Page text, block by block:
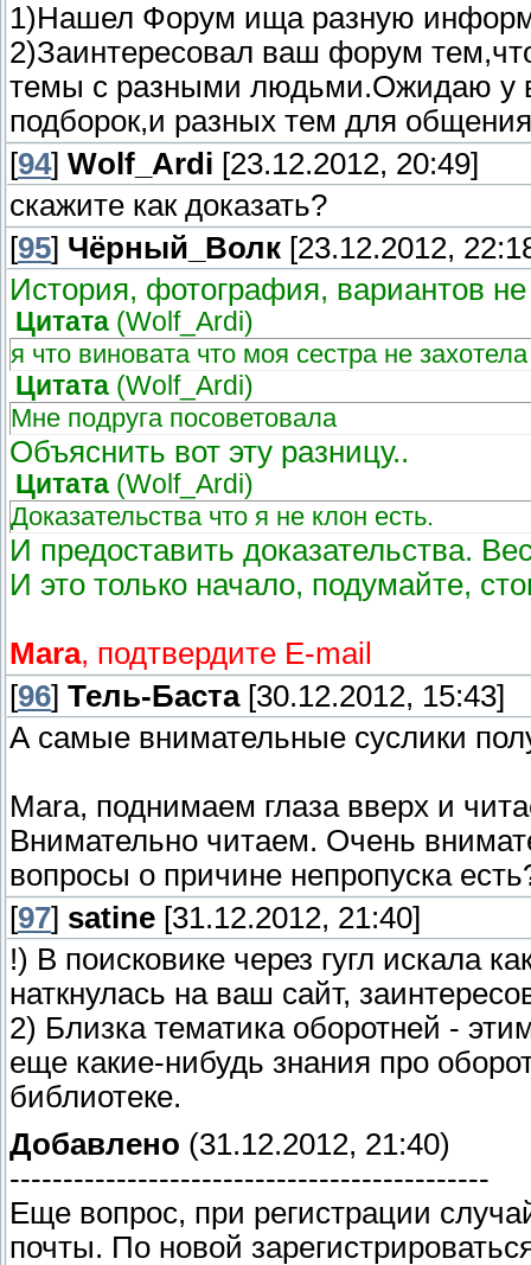
1)Нашел Форум ища разную
2)Заинтересовал ваш форум
темы с разными людьми.Ожидаю у
подборок,и разных тем для
[94] Wolf_Ardi [23.12.2012, 20:49]
скажите как доказать?
[95] Чёрный_Волк [23.12.2012,
История, фотография, вариантов
Цитата (Wolf_Ardi)
я что виновата что моя сестра не
Цитата (Wolf_Ardi)
Мне подруга посоветовала
Объяснить вот эту разницу..
Цитата (Wolf_Ardi)
Доказательства что я не клон есть.
И предоставить доказательства.
И это только начало, подумайте,
Mara, подтвердите E-mail
[96] Тель-Баста[30.12.2012, 15:43]
А самые внимательные суслики
Mara, поднимаем глаза вверх и
Внимательно читаем. Очень
вопросы о причине непропуска
[97] satine [31.12.2012, 21:40]
!) В поисковике через гугл искала
наткнулась на ваш сайт,
2) Близка тематика оборотней -
еще какие-нибудь знания про
библиотеке.
Добавлено (31.12.2012, 21:40)
---------------------------------------------
Еще вопрос, при регистрации
почты. По новой